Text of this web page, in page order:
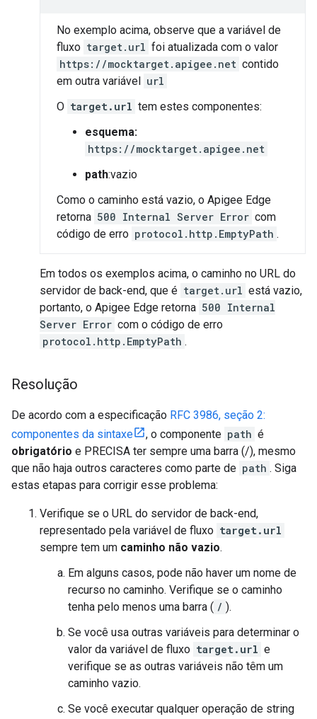
No exemplo acima, observe que a variável de
fluxo target.url foi atualizada com o valor
https://mocktarget.apigee.net contido
em outra variável url
O target.url tem estes componentes:
esquema:
https://mocktarget.apigee.net
path:vazio
Como o caminho está vazio, o Apigee Edge
retorna 500 Internal Server Error com
código de erro protocol.http.EmptyPath .
Em todos os exemplos acima, o caminho no URL do
servidor de back-end, que é target.url está vazio,
portanto, o Apigee Edge retorna 500 Internal
Server Error com o código de erro
protocol.http.EmptyPath .
Resolução
De acordo com a especificação RFC 3986, seção 2:
componentes da sintaxe
, o componente path é
obrigatório e PRECISA ter sempre uma barra (/), mesmo
que não haja outros caracteres como parte de path . Siga
estas etapas para corrigir esse problema:
Verifique se o URL do servidor de back-end,
representado pela variável de fluxo target.url
sempre tem um caminho não vazio.
Em alguns casos, pode não haver um nome de
recurso no caminho. Verifique se o caminho
tenha pelo menos uma barra ( / ).
Se você usa outras variáveis para determinar o
valor da variável de fluxo target.url e
verifique se as outras variáveis não têm um
caminho vazio.
Se você executar qualquer operação de string